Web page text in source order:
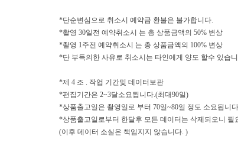
*단순변심으로 취소시 예약금 환불은 불가합니다.
*촬영 30일전 예약취소시 는 총 상품금액의 50% 변상
*촬영 1주전 예약취소시 는 총 상품금액의 100% 변상
*단 부득의한 사유로 취소시는 타인에게 양도 할수 있습
*제 4 조 . 작업 기간및 데이터보관
*편집기간은 2~3달소요됩니다.(최대90일)
*상품출고일은 촬영일로 부터 70일~80일 정도 소요됩니
*상품출고일로부터 한달후 모든 데이터는 삭제되오니
(이후 데이터 소실은 책임지지 않습니다. )